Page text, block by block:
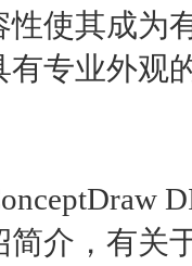
性使其成为
有专业外观
简介，有关